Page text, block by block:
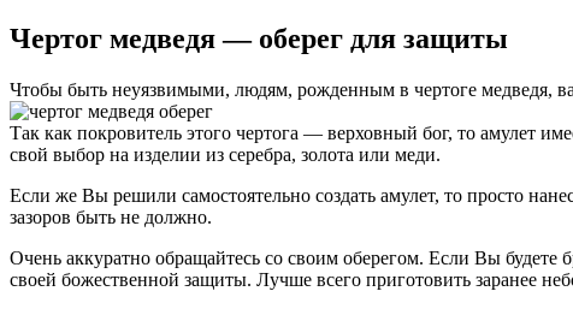
Чертог медведя — оберег для защиты
Чтобы быть неуязвимыми, людям, рожденным в чертоге медведя,
Так как покровитель этого чертога — верховный бог, то амулет
свой выбор на изделии из серебра, золота или меди.
Если же Вы решили самостоятельно создать амулет, то просто
зазоров быть не должно.
Очень аккуратно обращайтесь со своим оберегом. Если Вы будете
своей божественной защиты. Лучше всего приготовить заранее